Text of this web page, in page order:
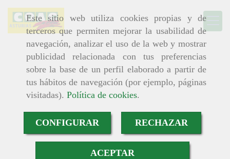
Este sitio web utiliza cookies propias y de
terceros que permiten mejorar la usabilidad de
navegación, analizar el uso de la web y mostrar
publicidad relacionada con tus preferencias
sobre la base de un perfil elaborado a partir de
tus hábitos de navegación (por ejemplo, páginas
visitadas). Política de cookies.
CONFIGURAR RECHAZAR
ACEPTAR